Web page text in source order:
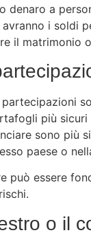
denaro a
i soldi
il matrimonio
più
sono più
paese o
può essere
o il